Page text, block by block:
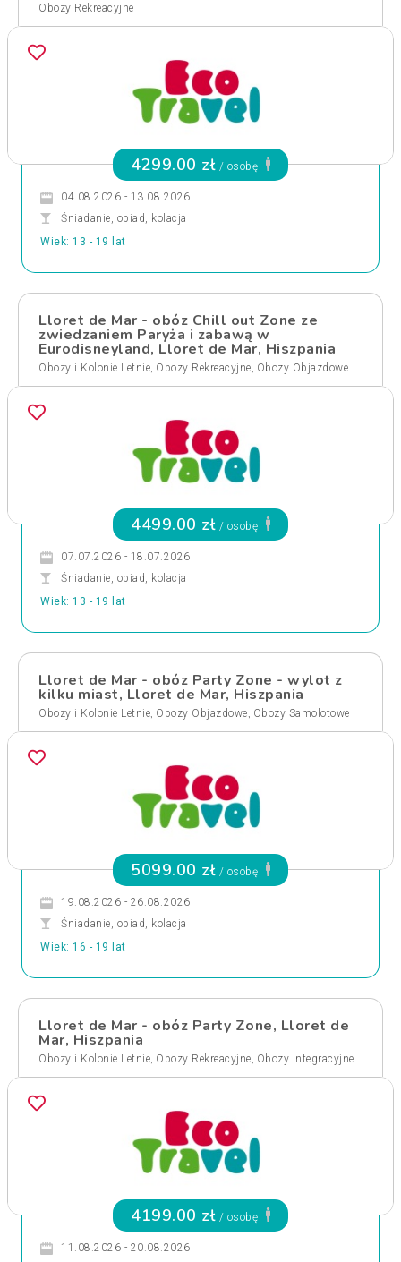
Obozy Rekreacyjne
4299.00 zł / osobę
04.08.2026 - 13.08.2026
Śniadanie, obiad, kolacja
Wiek: 13 - 19 lat
Lloret de Mar - obóz Chill out Zone ze
zwiedzaniem Paryża i zabawą w
Eurodisneyland, Lloret de Mar, Hiszpania
Obozy i Kolonie Letnie, Obozy Rekreacyjne, Obozy Objazdowe
4499.00 zł / osobę
07.07.2026 - 18.07.2026
Śniadanie, obiad, kolacja
Wiek: 13 - 19 lat
Lloret de Mar - obóz Party Zone - wylot z
kilku miast, Lloret de Mar, Hiszpania
Obozy i Kolonie Letnie, Obozy Objazdowe, Obozy Samolotowe
5099.00 zł / osobę
19.08.2026 - 26.08.2026
Śniadanie, obiad, kolacja
Wiek: 16 - 19 lat
Lloret de Mar - obóz Party Zone, Lloret de
Mar, Hiszpania
Obozy i Kolonie Letnie, Obozy Rekreacyjne, Obozy Integracyjne
4199.00 zł / osobę
11.08.2026 - 20.08.2026